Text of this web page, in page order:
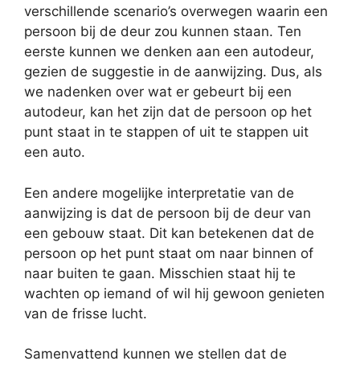
verschillende scenario’s overwegen waarin een
persoon bij de deur zou kunnen staan. Ten
eerste kunnen we denken aan een autodeur,
gezien de suggestie in de aanwijzing. Dus, als
we nadenken over wat er gebeurt bij een
autodeur, kan het zijn dat de persoon op het
punt staat in te stappen of uit te stappen uit
een auto.
Een andere mogelijke interpretatie van de
aanwijzing is dat de persoon bij de deur van
een gebouw staat. Dit kan betekenen dat de
persoon op het punt staat om naar binnen of
naar buiten te gaan. Misschien staat hij te
wachten op iemand of wil hij gewoon genieten
van de frisse lucht.
Samenvattend kunnen we stellen dat de